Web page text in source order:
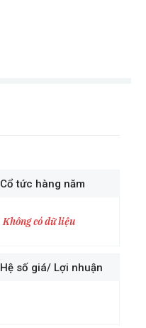
Cổ tức hàng năm
Không có dữ liệu
Hệ số giá/ Lợi nhuận